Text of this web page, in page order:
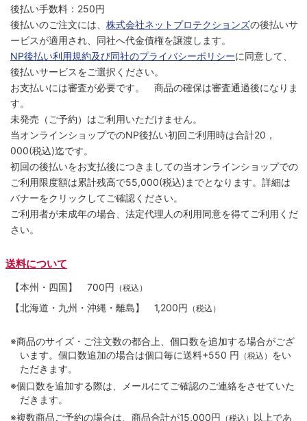
後払い手数料：250円
後払いのご注文には、 株式会社ネットプロテクションズの後払いサ
ービスが適用され、同社へ代金債権を譲渡します。
NP後払い利用規約及び同社のプライバシーポリシーに同意して、
後払いサービスをご選択ください。
お支払いには審査が必要です。 商品の確保は審査通過後になりま
す。
未発売（ご予約）はご利用いただけません。
当オンラインショップでのNP後払い初回ご利用時は合計20，
000(税込)迄です。
初回の後払いをお支払後につきましての当オンラインショップでの
ご利用限度額は累計残高で55,000(税込)までとなります。詳細は
バナーをクリックしてご確認ください。
ご利用者が未成年の場合、法定代理人の利用同意を得てご利用くだ
さい。
送料について
【本州・四国】 700円 （税込）
【北海道・九州・沖縄・離島】 1,200円 （税込）
※商品のサイズ・ご注文数の都合上、個口数を追加する場合がござ
います。個口数追加の場合は個口毎に送料+550 円 （税込） をい
ただきます。
※個口数を追加する際は、メールにてご確認のご連絡をさせていた
だきます。
※複数商品ご予約の場合は、商品合計が15,000円 （税込） 以上であ